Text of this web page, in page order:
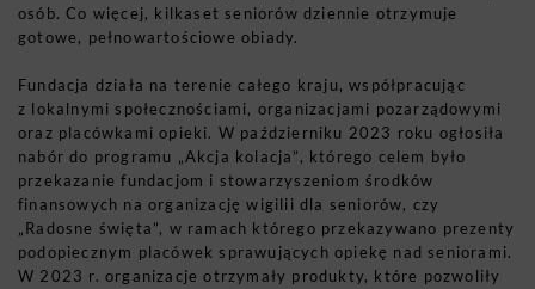
osób. Co więcej, kilkaset seniorów dziennie otrzymuje
gotowe, pełnowartościowe obiady.
Fundacja działa na terenie całego kraju, współpracując
z lokalnymi społecznościami, organizacjami pozarządowymi
oraz placówkami opieki. W październiku 2023 roku ogłosiła
nabór do programu „Akcja kolacja”, którego celem było
przekazanie fundacjom i stowarzyszeniom środków
finansowych na organizację wigilii dla seniorów, czy
„Radosne święta”, w ramach którego przekazywano prezenty
podopiecznym placówek sprawujących opiekę nad seniorami.
W 2023 r. organizacje otrzymały produkty, które pozwoliły